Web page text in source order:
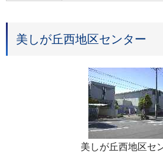
美しが丘西地区センター
美しが丘西地区セ